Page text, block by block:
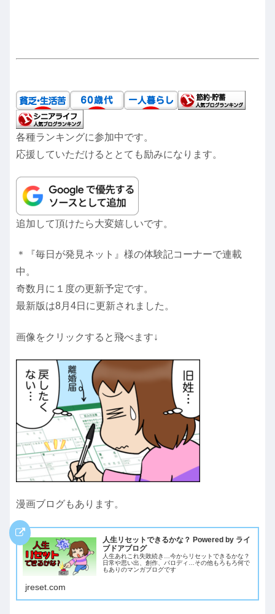
各種ランキングに参加中です。
応援していただけるととても励みになります。
追加して頂けたら大変嬉しいです。
＊『毎日が発見ネット』様の体験記コーナーで連載
中。
奇数月に１度の更新予定です。
最新版は8月4日に更新されました。
画像をクリックすると飛べます↓
漫画ブログもあります。
人生リセットできるかな？ Powered by ライ
ブドアブログ
人生あれこれ失敗続き…今からリセットできるかな？
日常や思い出、創作、パロディ…その他もろもろ何で
もありのマンガブログです
jreset.com